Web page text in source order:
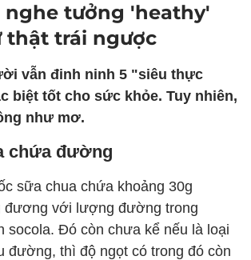
nghe tưởng 'heathy'
thật trái ngược
vẫn đinh ninh 5 "siêu thực
biệt tốt cho sức khỏe. Tuy nhiên,
như mơ.
chứa đường
sữa chua chứa khoảng 30g
với lượng đường trong
socola. Đó còn chưa kể nếu là loại
đường, thì độ ngọt có trong đó còn